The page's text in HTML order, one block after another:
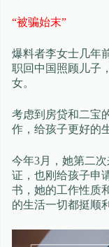
“被骗始末”
爆料者李女士几年
职回中国照顾儿子
女。
考虑到房贷和二宝
作，给孩子更好的
今年3月，她第二次
证，也刚给孩子申
书，她的工作性质
的生活一切都挺顺